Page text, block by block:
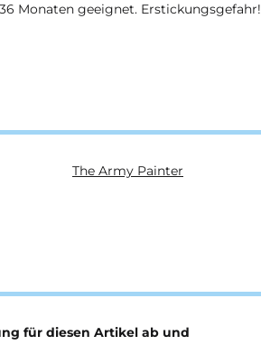
Monaten geeignet. Erstickungsgefahr!
The Army Painter
für diesen Artikel ab und